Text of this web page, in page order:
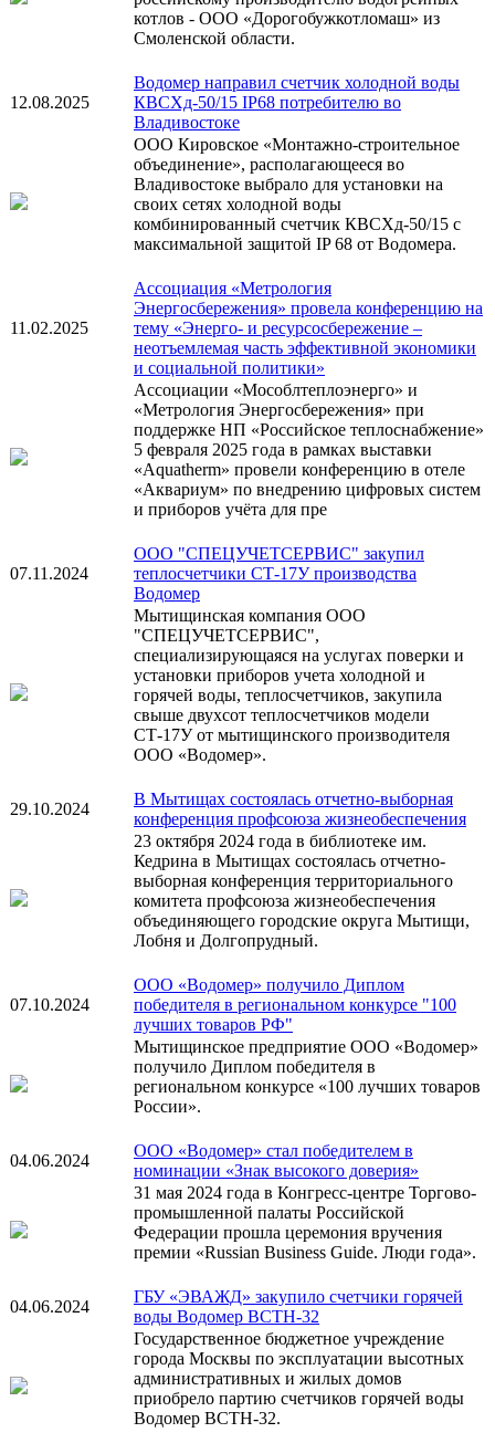
котлов - ООО «Дорогобужкотломаш» из
Смоленской области.
12.08.2025
Водомер направил счетчик холодной воды
КВСХд-50/15 IP68 потребителю во
Владивостоке
ООО Кировское «Монтажно-строительное
объединение», располагающееся во
Владивостоке выбрало для установки на
своих сетях холодной воды
комбинированный счетчик КВСХд-50/15 с
максимальной защитой IP 68 от Водомера.
11.02.2025
Ассоциация «Метрология
Энергосбережения» провела конференцию на
тему «Энерго- и ресурсосбережение –
неотъемлемая часть эффективной экономики
и социальной политики»
Ассоциации «Мособлтеплоэнерго» и
«Метрология Энергосбережения» при
поддержке НП «Российское теплоснабжение»
5 февраля 2025 года в рамках выставки
«Aquatherm» провели конференцию в отеле
«Аквариум» по внедрению цифровых систем
и приборов учёта для пре
07.11.2024
ООО "СПЕЦУЧЕТСЕРВИС" закупил
теплосчетчики СТ-17У производства
Водомер
Мытищинская компания ООО
"СПЕЦУЧЕТСЕРВИС",
специализирующаяся на услугах поверки и
установки приборов учета холодной и
горячей воды, теплосчетчиков, закупила
свыше двухсот теплосчетчиков модели
СТ-17У от мытищинского производителя
ООО «Водомер».
29.10.2024
В Мытищах состоялась отчетно-выборная
конференция профсоюза жизнеобеспечения
23 октября 2024 года в библиотеке им.
Кедрина в Мытищах состоялась отчетно-
выборная конференция территориального
комитета профсоюза жизнеобеспечения
объединяющего городские округа Мытищи,
Лобня и Долгопрудный.
07.10.2024
ООО «Водомер» получило Диплом
победителя в региональном конкурсе "100
лучших товаров РФ"
Мытищинское предприятие ООО «Водомер»
получило Диплом победителя в
региональном конкурсе «100 лучших товаров
России».
04.06.2024
ООО «Водомер» стал победителем в
номинации «Знак высокого доверия»
31 мая 2024 года в Конгресс-центре Торгово-
промышленной палаты Российской
Федерации прошла церемония вручения
премии «Russian Business Guide. Люди года».
04.06.2024
ГБУ «ЭВАЖД» закупило счетчики горячей
воды Водомер ВСТН-32
Государственное бюджетное учреждение
города Москвы по эксплуатации высотных
административных и жилых домов
приобрело партию счетчиков горячей воды
Водомер ВСТН-32.